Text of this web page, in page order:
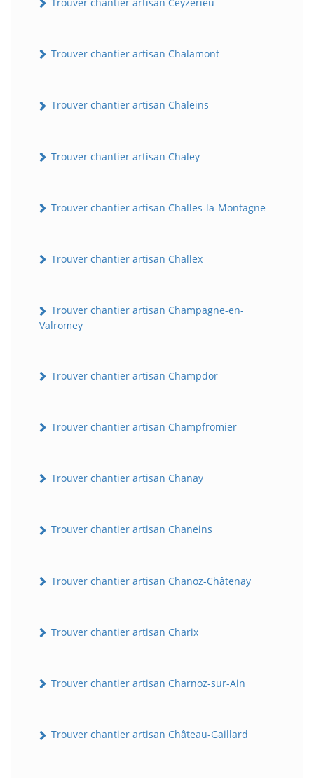
Trouver chantier artisan Chalamont
Trouver chantier artisan Chaleins
Trouver chantier artisan Chaley
Trouver chantier artisan Challes-la-Montagne
Trouver chantier artisan Challex
Trouver chantier artisan Champagne-en-
Valromey
Trouver chantier artisan Champdor
Trouver chantier artisan Champfromier
Trouver chantier artisan Chanay
Trouver chantier artisan Chaneins
Trouver chantier artisan Chanoz-Châtenay
Trouver chantier artisan Charix
Trouver chantier artisan Charnoz-sur-Ain
Trouver chantier artisan Château-Gaillard